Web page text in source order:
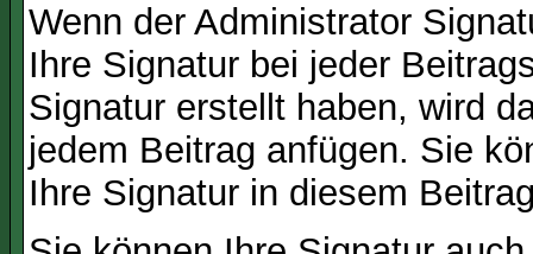
Wenn der Administrator
Ihre Signatur bei jeder
Signatur erstellt haben, wird
jedem Beitrag anfügen. Sie
Ihre Signatur in diesem